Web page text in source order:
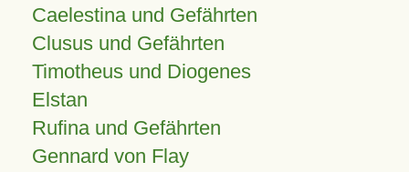
Caelestina und Gefährten
Clusus und Gefährten
Timotheus und Diogenes
Elstan
Rufina und Gefährten
Gennard von Flay